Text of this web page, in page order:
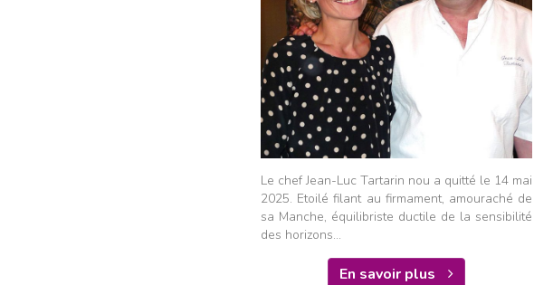
Le chef Jean-Luc Tartarin nou a quitté le 14 mai
2025. Etoilé filant au firmament, amouraché de
sa Manche, équilibriste ductile de la sensibilité
des horizons...
En savoir plus